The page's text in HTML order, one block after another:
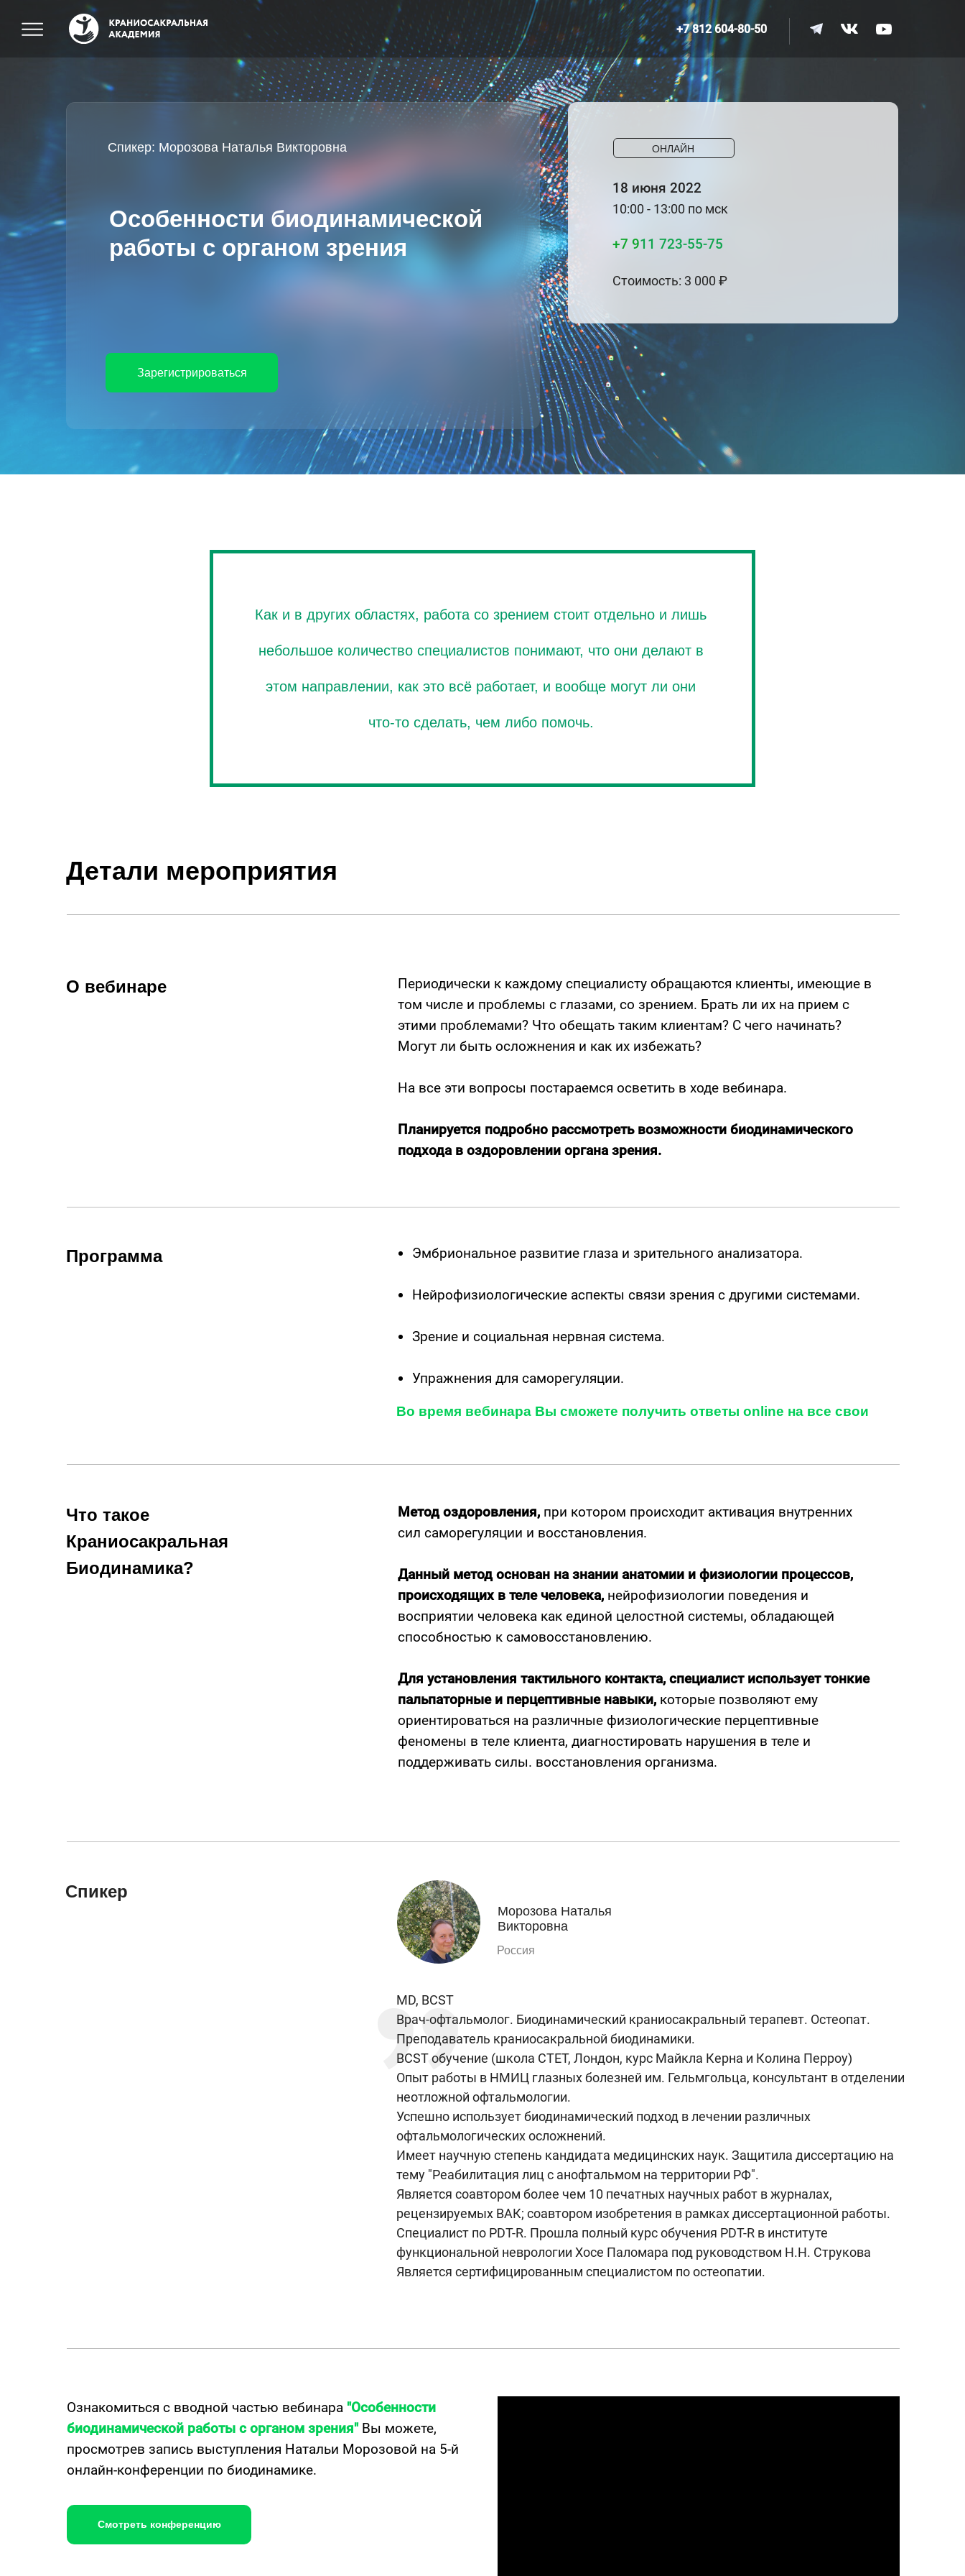
ОНЛАЙН
18 июня 2022
10:00 - 13:00 по мск
+7 911 723-55-75
Спикер: Морозова Наталья Викторовна
Стоимость: 3 000 ₽
Зарегистрироваться
Особенности биодинамической
работы с органом зрения
+7 812 604-80-50
Как и в других областях, работа со зрением стоит отдельно и лишь
небольшое количество специалистов понимают, что они делают в
этом направлении, как это всё работает, и вообще могут ли они
что-то сделать, чем либо помочь.
Детали мероприятия
Периодически к каждому специалисту обращаются клиенты, имеющие в
том числе и проблемы с глазами, со зрением. Брать ли их на прием с
этими проблемами? Что обещать таким клиентам? С чего начинать?
Могут ли быть осложнения и как их избежать?
На все эти вопросы постараемся осветить в ходе вебинара.
Планируется подробно рассмотреть возможности биодинамического
подхода в оздоровлении органа зрения.
О вебинаре
Эмбриональное развитие глаза и зрительного анализатора.
Нейрофизиологические аспекты связи зрения с другими системами.
Зрение и социальная нервная система.
Упражнения для саморегуляции.
Программа
Во время вебинара Вы сможете получить ответы online на все свои
Метод оздоровления, при котором происходит активация внутренних
сил саморегуляции и восстановления.
Данный метод основан на знании анатомии и физиологии процессов,
происходящих в теле человека, нейрофизиологии поведения и
восприятии человека как единой целостной системы, обладающей
способностью к самовосстановлению.
Для установления тактильного контакта, специалист использует тонкие
пальпаторные и перцептивные навыки, которые позволяют ему
ориентироваться на различные физиологические перцептивные
феномены в теле клиента, диагностировать нарушения в теле и
поддерживать силы. восстановления организма.
Что такое
Краниосакральная
Биодинамика?
MD, BCST
Врач-офтальмолог. Биодинамический краниосакральный терапевт. Остеопат.
Преподаватель краниосакральной биодинамики.
BCST обучение (школа CTET, Лондон, курс Майкла Керна и Колина Перроу)
Опыт работы в НМИЦ глазных болезней им. Гельмгольца, консультант в отделении
неотложной офтальмологии.
Успешно использует биодинамический подход в лечении различных
офтальмологических осложнений.
Имеет научную степень кандидата медицинских наук. Защитила диссертацию на
тему "Реабилитация лиц с анофтальмом на территории РФ".
Является соавтором более чем 10 печатных научных работ в журналах,
рецензируемых ВАК; соавтором изобретения в рамках диссертационной работы.
Специалист по PDT-R. Прошла полный курс обучения PDT-R в институте
функциональной неврологии Хосе Паломара под руководством Н.Н. Струкова
Является сертифицированным специалистом по остеопатии.
Спикер
Морозова Наталья
Викторовна
Россия
Ознакомиться с вводной частью вебинара "Особенности
биодинамической работы с органом зрения"Вы можете,
просмотрев запись выступления Натальи Морозовой на 5-й
онлайн-конференции по биодинамике.
Смотреть конференцию